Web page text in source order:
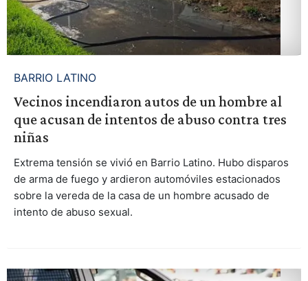
BARRIO LATINO
Vecinos incendiaron autos de un hombre al
que acusan de intentos de abuso contra tres
niñas
Extrema tensión se vivió en Barrio Latino. Hubo disparos
de arma de fuego y ardieron automóviles estacionados
sobre la vereda de la casa de un hombre acusado de
intento de abuso sexual.